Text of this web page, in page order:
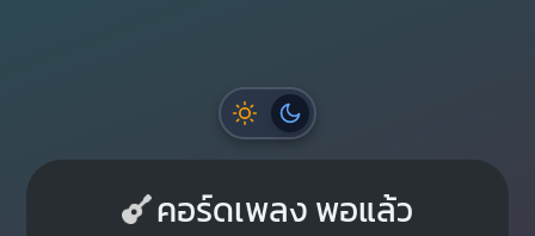
คอร์ดเพลง พอแล้ว